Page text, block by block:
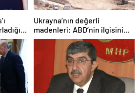
Ukrayna’nın değerli
madenleri: ABD’nin ilgisini
çeken kritik kaynaklar